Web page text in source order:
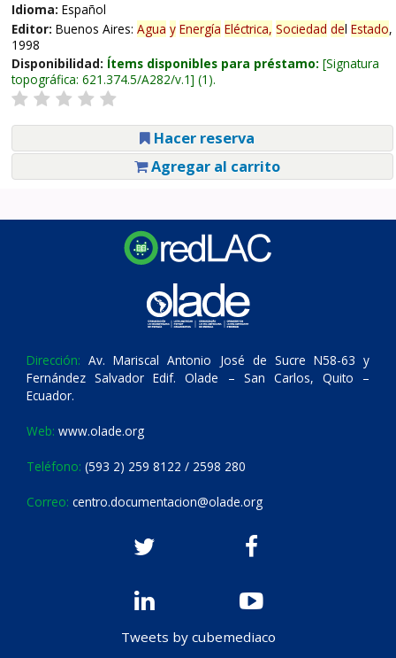
Idioma: Español
Editor: Buenos Aires: Agua y Energía Eléctrica, Sociedad del Estado,
1998
Disponibilidad: Ítems disponibles para préstamo: Signatura
topográfica: 621.374.5/A282/v.1 (1).
Hacer reserva
Agregar al carrito
Dirección: Av. Mariscal Antonio José de Sucre N58-63 y
Fernández Salvador Edif. Olade – San Carlos, Quito –
Ecuador.
Web: www.olade.org
Teléfono: (593 2) 259 8122 / 2598 280
Correo: centro.documentacion@olade.org
Tweets by cubemediaco